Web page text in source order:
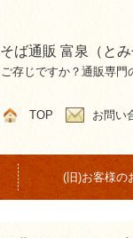
そば通販 富泉（とみ
ご存じですか？通販専門
TOP お問い
(旧)お客様の